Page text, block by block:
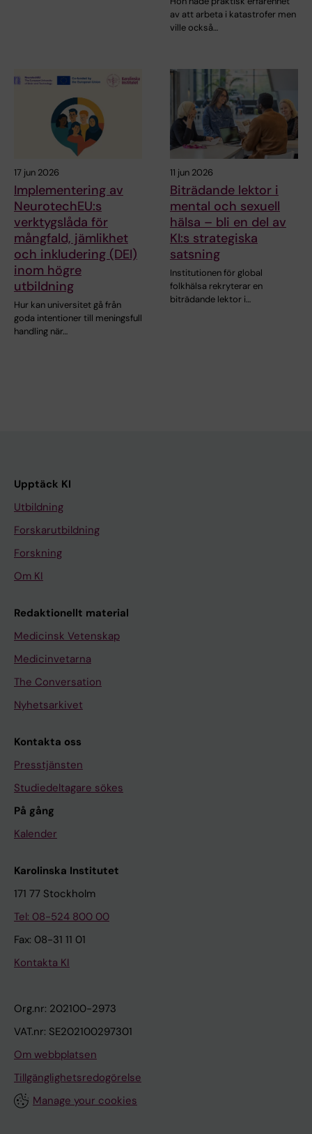
av att arbeta i katastrofer men
ville också…
17 jun 2026
Implementering av
NeurotechEU:s
verktygslåda för
mångfald, jämlikhet
och inkludering (DEI)
inom högre
utbildning
Hur kan universitet gå från
goda intentioner till meningsfull
handling när…
11 jun 2026
Biträdande lektor i
mental och sexuell
hälsa – bli en del av
KI:s strategiska
satsning
Institutionen för global
folkhälsa rekryterar en
biträdande lektor i…
Upptäck KI
Utbildning
Forskarutbildning
Forskning
Om KI
Redaktionellt material
Medicinsk Vetenskap
Medicinvetarna
The Conversation
Nyhetsarkivet
Kontakta oss
Presstjänsten
Studiedeltagare sökes
På gång
Kalender
Karolinska Institutet
171 77 Stockholm
Tel: 08-524 800 00
Fax: 08-31 11 01
Kontakta KI
Org.nr: 202100-2973
VAT.nr: SE202100297301
Om webbplatsen
Tillgänglighetsredogörelse
Manage your cookies